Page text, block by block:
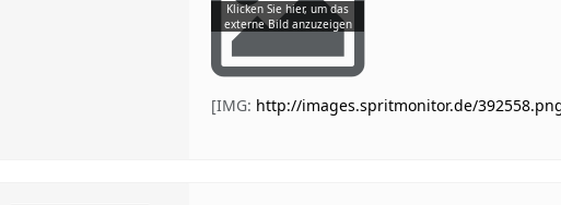
[IMG: http://images.spritmonitor.de/